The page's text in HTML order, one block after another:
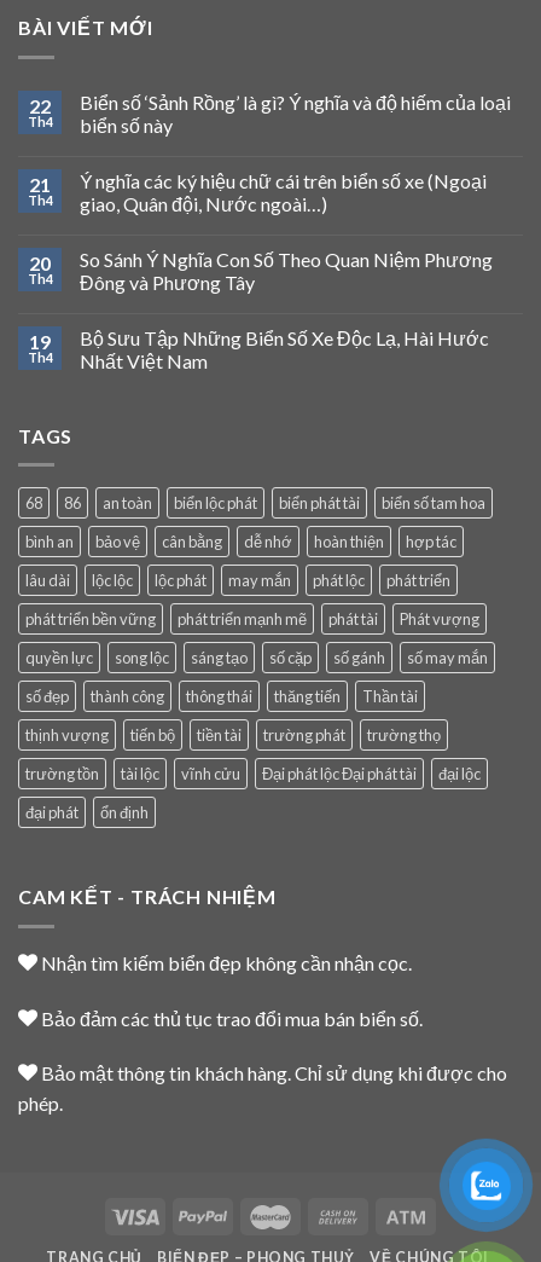
BÀI VIẾT MỚI
22
Th4
Biển số ‘Sảnh Rồng’ là gì? Ý nghĩa và độ hiếm của loại
biển số này
21
Th4
Ý nghĩa các ký hiệu chữ cái trên biển số xe (Ngoại
giao, Quân đội, Nước ngoài…)
20
Th4
So Sánh Ý Nghĩa Con Số Theo Quan Niệm Phương
Đông và Phương Tây
19
Th4
Bộ Sưu Tập Những Biển Số Xe Độc Lạ, Hài Hước
Nhất Việt Nam
TAGS
68 86 an toàn biển lộc phát biển phát tài
biển số tam hoa
bình an
bảo vệ cân bằng dễ nhớ hoàn thiện
hợp tác
lâu dài
lộc lộc lộc phát may mắn phát lộc
phát triển
phát triển bền vững
phát triển mạnh mẽ phát tài
Phát vượng
quyền lực
song lộc sáng tạo số cặp số gánh
số may mắn
số đẹp
thành công thông thái thăng tiến
Thần tài
thịnh vượng
tiến bộ tiền tài trường phát
trường thọ
trường tồn
tài lộc vĩnh cửu Đại phát lộc Đại phát tài
đại lộc
đại phát
ổn định
CAM KẾT - TRÁCH NHIỆM
Nhận tìm kiếm biển đẹp không cần nhận cọc.
Bảo đảm các thủ tục trao đổi mua bán biển số.
Bảo mật thông tin khách hàng. Chỉ sử dụng khi được cho
phép.
TRANG CHỦ BIỂN ĐẸP – PHONG THUỶ VỀ CHÚNG TÔI